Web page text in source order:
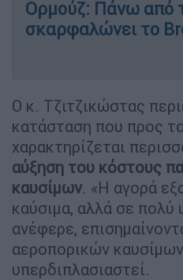
Ορμούζ: Πάνω από
σκαρφαλώνει το
Ο κ. Τζιτζικώστας
κατάσταση που προς
χαρακτηρίζεται
αύξηση του κόστους
καυσίμων. «Η αγορά
καύσιμα, αλλά σε πολύ
ανέφερε,
αεροπορικών
υπερδιπλασιαστεί.